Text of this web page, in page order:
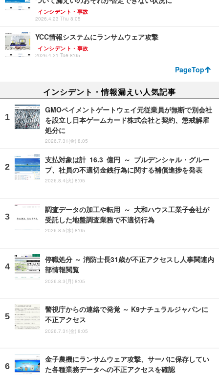
インシデント・事故
2026.4.23 Thu 8:05
YCC情報システムにランサムウェア攻撃
インシデント・事故
2026.4.21 Tue 8:05
PageTop
インシデント・情報漏えい人気記事
GMOペイメントゲートウェイ元従業員が無断で別会社
を設立し日本ゲームカード株式会社と契約、懲戒解雇
処分に
2026.7.31(金) 8:05
支払対象は計 16.3 億円 ～ プルデンシャル・グルー
プ、社員の不適切金銭行為に関する補償進捗を発表
2026.8.4(火) 8:05
調査データの加工や転用 ～ 大和ハウス工業子会社が
受託した地盤調査業務で不適切行為
2026.8.5(水) 8:05
停職処分 ～ 消防士長31歳が不正アクセスし人事関連内
部情報閲覧
2026.8.3(月) 8:05
警視庁からの連絡で発覚 ～ K9ナチュラルジャパンに
不正アクセス
2026.7.31(金) 8:05
金子農機にランサムウェア攻撃、サーバに保存してい
た各種業務データへの不正アクセスを確認